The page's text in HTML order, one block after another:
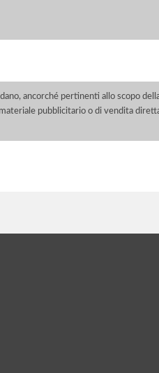
ancorché pertinenti allo scopo
pubblicitario o di vendita